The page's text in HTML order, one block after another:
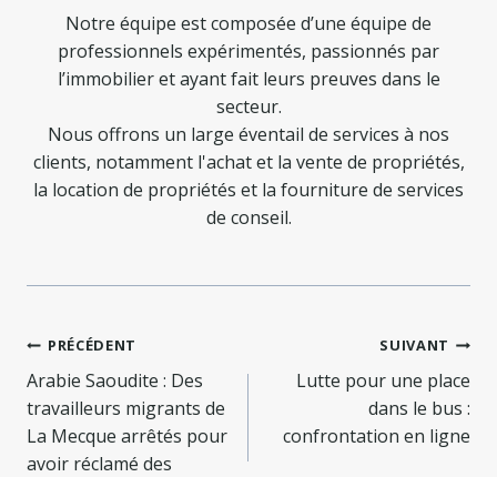
Notre équipe est composée d’une équipe de
professionnels expérimentés, passionnés par
l’immobilier et ayant fait leurs preuves dans le
secteur.
Nous offrons un large éventail de services à nos
clients, notamment l'achat et la vente de propriétés,
la location de propriétés et la fourniture de services
de conseil.
Navigation
de
l’article
PRÉCÉDENT
Arabie Saoudite : Des
travailleurs migrants de
La Mecque arrêtés pour
avoir réclamé des
SUIVANT
Lutte pour une place
dans le bus :
confrontation en ligne